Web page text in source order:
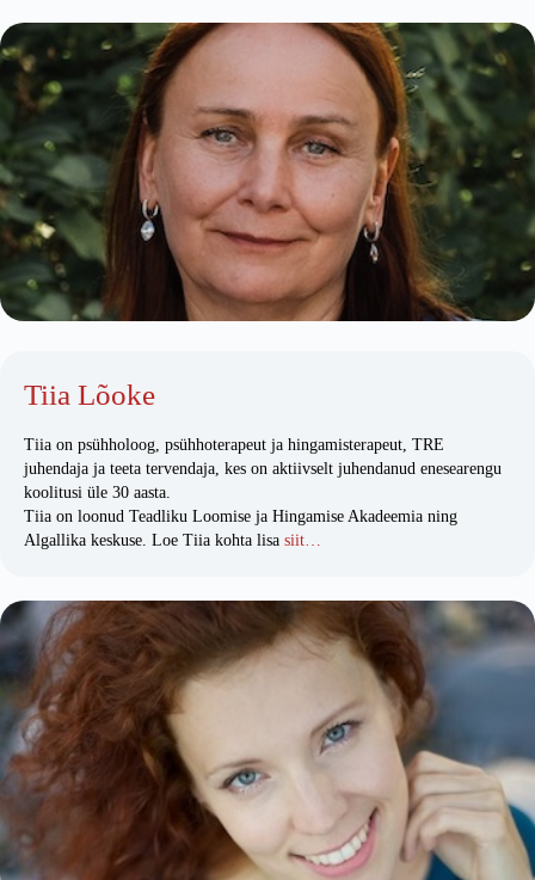
Tiia Lõoke
Tiia on psühholoog, psühhoterapeut ja hingamisterapeut, TRE
juhendaja ja teeta tervendaja, kes on aktiivselt juhendanud enesearengu
koolitusi üle 30 aasta.
Tiia on loonud Teadliku Loomise ja Hingamise Akadeemia ning
Algallika keskuse. Loe Tiia kohta lisa siit…